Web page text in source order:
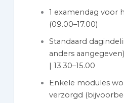
1 examendag voor
(09.00–17.00)
Standaard
anders
| 13.30–15.00
Enkele modules
verzorgd